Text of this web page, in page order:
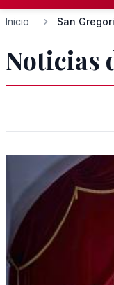
Inicio San
Noticias